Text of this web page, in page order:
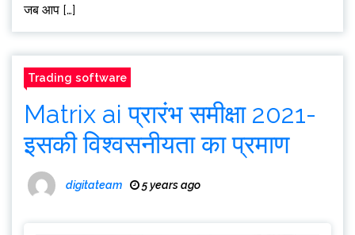
जब आप […]
Trading software
Matrix ai प्रारंभ समीक्षा 2021-
इसकी विश्वसनीयता का प्रमाण
digitateam 5 years ago